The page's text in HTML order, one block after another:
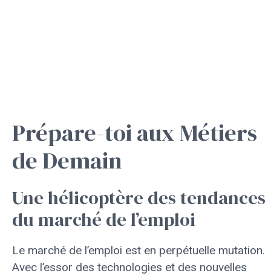
Prépare-toi aux Métiers
de Demain
Une hélicoptère des tendances
du marché de l’emploi
Le marché de l’emploi est en perpétuelle mutation.
Avec l’essor des technologies et des nouvelles